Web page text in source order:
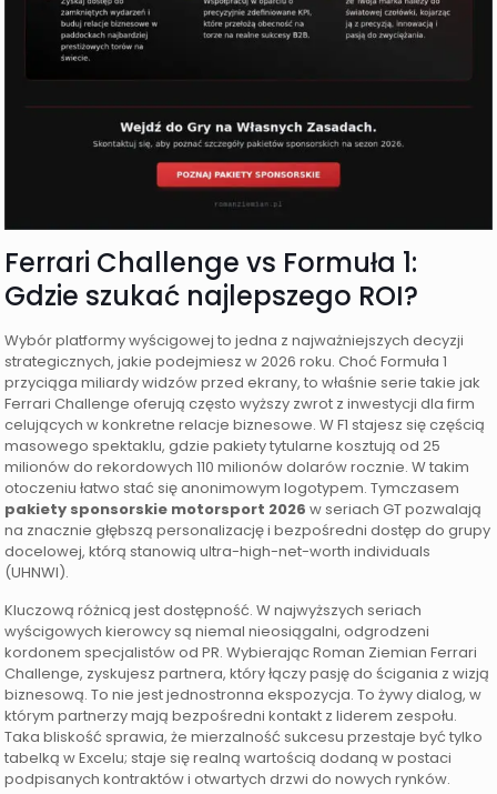
Ferrari Challenge vs Formuła 1:
Gdzie szukać najlepszego ROI?
Wybór platformy wyścigowej to jedna z najważniejszych decyzji
strategicznych, jakie podejmiesz w 2026 roku. Choć Formuła 1
przyciąga miliardy widzów przed ekrany, to właśnie serie takie jak
Ferrari Challenge oferują często wyższy zwrot z inwestycji dla firm
celujących w konkretne relacje biznesowe. W F1 stajesz się częścią
masowego spektaklu, gdzie pakiety tytularne kosztują od 25
milionów do rekordowych 110 milionów dolarów rocznie. W takim
otoczeniu łatwo stać się anonimowym logotypem. Tymczasem
pakiety sponsorskie motorsport 2026 w seriach GT pozwalają
na znacznie głębszą personalizację i bezpośredni dostęp do grupy
docelowej, którą stanowią ultra-high-net-worth individuals
(UHNWI).
Kluczową różnicą jest dostępność. W najwyższych seriach
wyścigowych kierowcy są niemal nieosiągalni, odgrodzeni
kordonem specjalistów od PR. Wybierając Roman Ziemian Ferrari
Challenge, zyskujesz partnera, który łączy pasję do ścigania z wizją
biznesową. To nie jest jednostronna ekspozycja. To żywy dialog, w
którym partnerzy mają bezpośredni kontakt z liderem zespołu.
Taka bliskość sprawia, że mierzalność sukcesu przestaje być tylko
tabelką w Excelu; staje się realną wartością dodaną w postaci
podpisanych kontraktów i otwartych drzwi do nowych rynków.